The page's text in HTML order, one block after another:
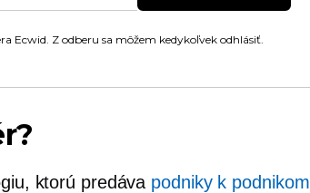
Ecwid. Z odberu sa môžem kedykoľvek odhlásiť.
ktorú predáva podniky k podnikom